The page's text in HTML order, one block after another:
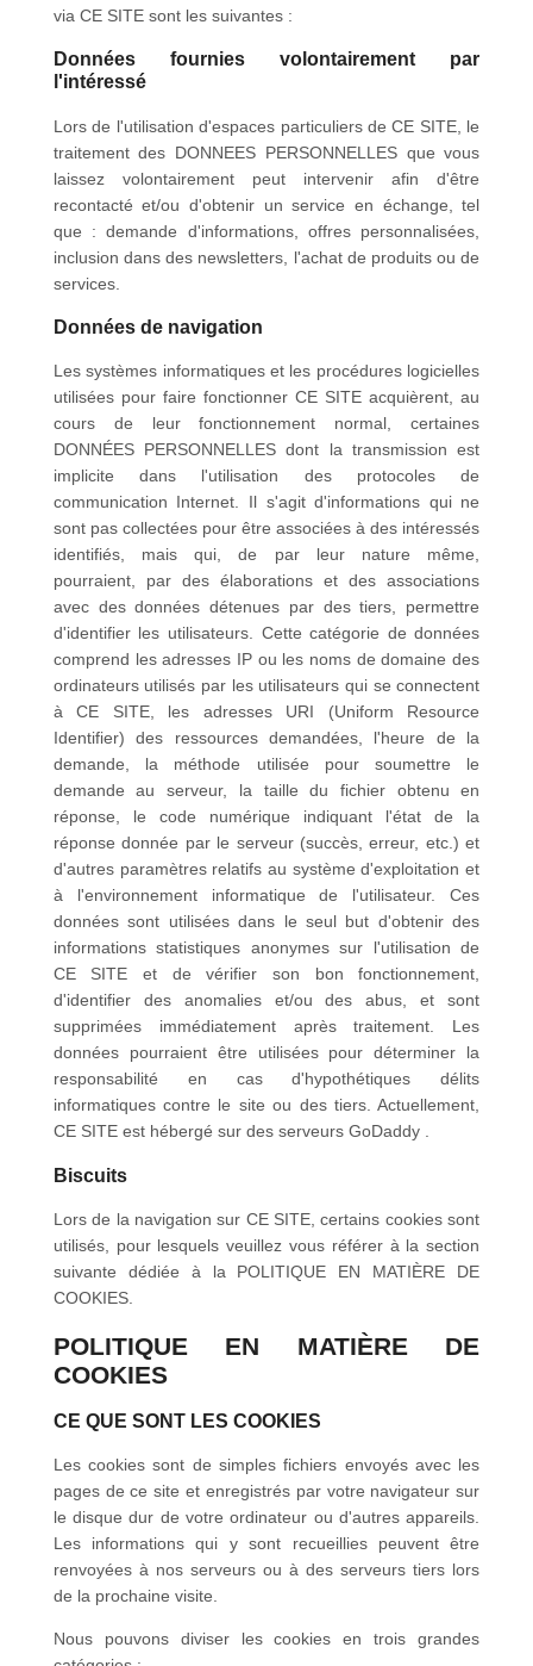
via CE SITE sont les suivantes :
Données fournies volontairement par
l'intéressé
Lors de l'utilisation d'espaces particuliers de CE SITE, le
traitement des DONNEES PERSONNELLES que vous
laissez volontairement peut intervenir afin d'être
recontacté et/ou d'obtenir un service en échange, tel
que : demande d'informations, offres personnalisées,
inclusion dans des newsletters, l'achat de produits ou de
services.
Données de navigation
Les systèmes informatiques et les procédures logicielles
utilisées pour faire fonctionner CE SITE acquièrent, au
cours de leur fonctionnement normal, certaines
DONNÉES PERSONNELLES dont la transmission est
implicite dans l'utilisation des protocoles de
communication Internet. Il s'agit d'informations qui ne
sont pas collectées pour être associées à des intéressés
identifiés, mais qui, de par leur nature même,
pourraient, par des élaborations et des associations
avec des données détenues par des tiers, permettre
d'identifier les utilisateurs. Cette catégorie de données
comprend les adresses IP ou les noms de domaine des
ordinateurs utilisés par les utilisateurs qui se connectent
à CE SITE, les adresses URI (Uniform Resource
Identifier) des ressources demandées, l'heure de la
demande, la méthode utilisée pour soumettre le
demande au serveur, la taille du fichier obtenu en
réponse, le code numérique indiquant l'état de la
réponse donnée par le serveur (succès, erreur, etc.) et
d'autres paramètres relatifs au système d'exploitation et
à l'environnement informatique de l'utilisateur. Ces
données sont utilisées dans le seul but d'obtenir des
informations statistiques anonymes sur l'utilisation de
CE SITE et de vérifier son bon fonctionnement,
d'identifier des anomalies et/ou des abus, et sont
supprimées immédiatement après traitement. Les
données pourraient être utilisées pour déterminer la
responsabilité en cas d'hypothétiques délits
informatiques contre le site ou des tiers. Actuellement,
CE SITE est hébergé sur des serveurs GoDaddy.
Biscuits
Lors de la navigation sur CE SITE, certains cookies sont
utilisés, pour lesquels veuillez vous référer à la section
suivante dédiée à la POLITIQUE EN MATIÈRE DE
COOKIES.
POLITIQUE EN MATIÈRE DE
COOKIES
CE QUE SONT LES COOKIES
Les cookies sont de simples fichiers envoyés avec les
pages de ce site et enregistrés par votre navigateur sur
le disque dur de votre ordinateur ou d'autres appareils.
Les informations qui y sont recueillies peuvent être
renvoyées à nos serveurs ou à des serveurs tiers lors
de la prochaine visite.
Nous pouvons diviser les cookies en trois grandes